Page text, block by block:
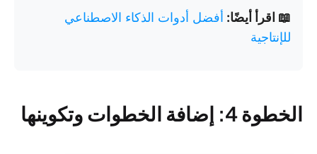
📖 اقرأ أيضًا: أفضل أدوات الذكاء الاصطناعي
للإنتاجية
الخطوة 4: إضافة الخطوات وتكوينها